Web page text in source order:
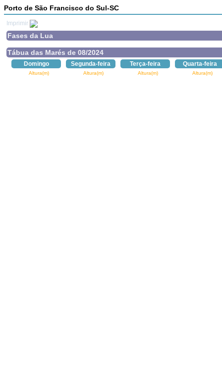
Porto de São Francisco do Sul-SC
Imprimir
Fases da Lua
Tábua das Marés de 08/2024
Domingo Segunda-feira Terça-feira Quarta-feira
Altura(m) Altura(m) Altura(m) Altura(m)